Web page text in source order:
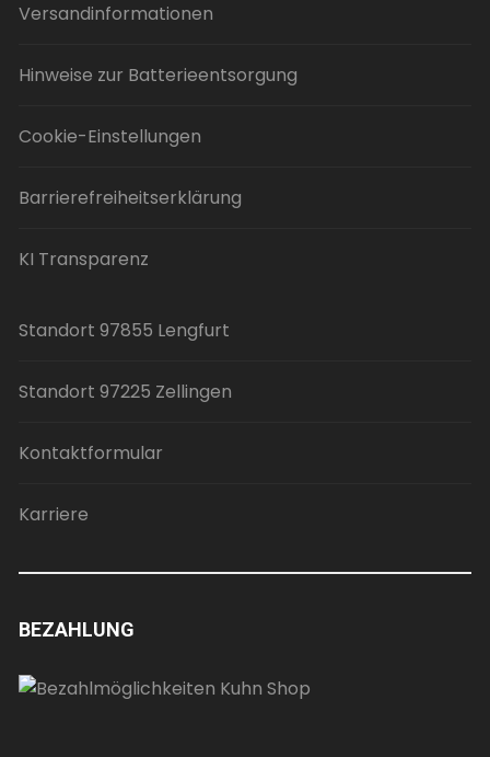
Versandinformationen
Hinweise zur Batterieentsorgung
Cookie-Einstellungen
Barrierefreiheitserklärung
KI Transparenz
Standort 97855 Lengfurt
Standort 97225 Zellingen
Kontaktformular
Karriere
BEZAHLUNG